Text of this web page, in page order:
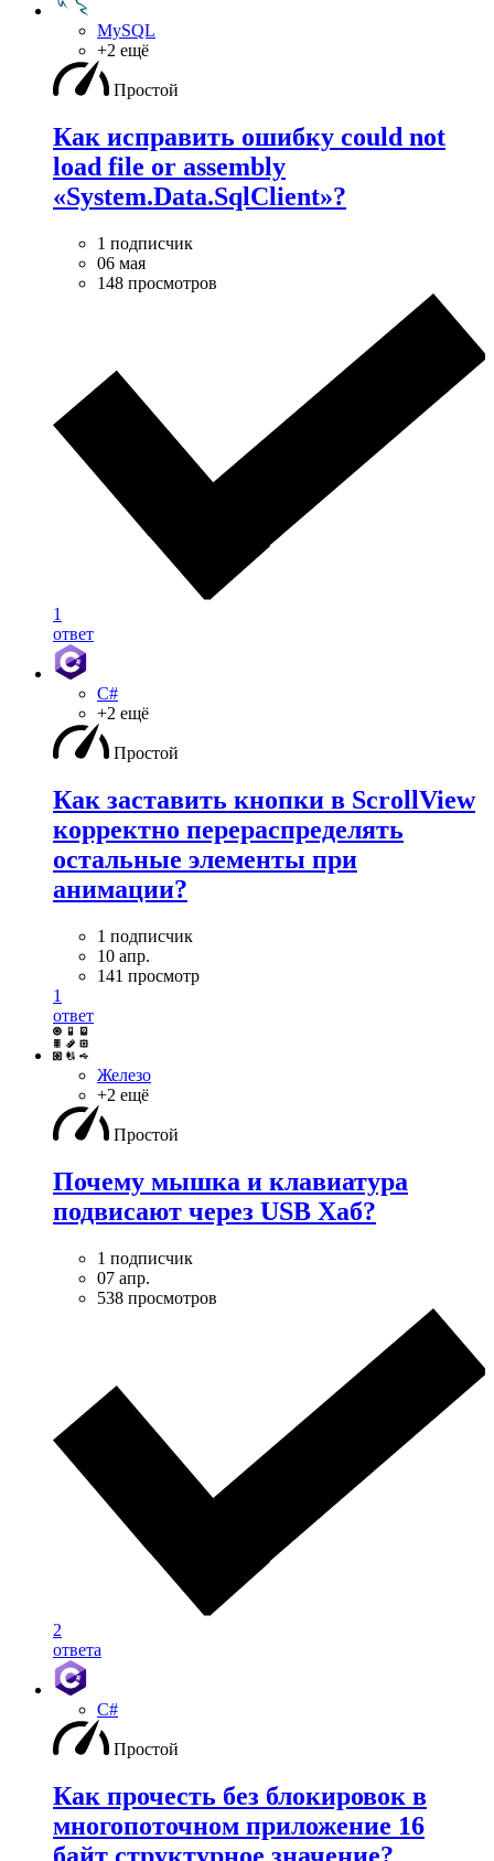
MySQL
+2 ещё
Простой
Как исправить ошибку could not
load file or assembly
«System.Data.SqlClient»?
1 подписчик
06 мая
148 просмотров
1
ответ
C#
+2 ещё
Простой
Как заставить кнопки в ScrollView
корректно перераспределять
остальные элементы при
анимации?
1 подписчик
10 апр.
141 просмотр
1
ответ
Железо
+2 ещё
Простой
Почему мышка и клавиатура
подвисают через USB Хаб?
1 подписчик
07 апр.
538 просмотров
2
ответа
C#
Простой
Как прочесть без блокировок в
многопоточном приложение 16
байт структурное значение?